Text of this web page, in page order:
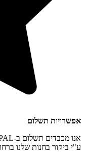
אפשרויות תשלום
ע"י ביקור בחנות שלנו ברחוב האפיק 335,